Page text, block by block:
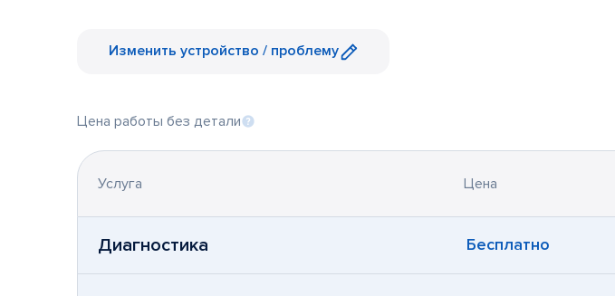
Изменить устройство / проблему
Цена работы без детали
Услуга Цена
Диагностика Бесплатно